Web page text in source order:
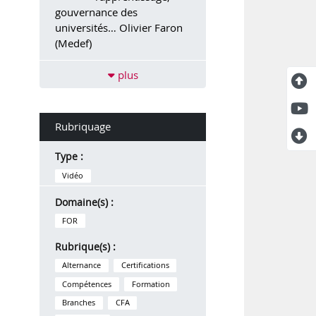
gouvernance des
universités… Olivier Faron
(Medef)
plus
Rubriquage
Type :
Vidéo
Domaine(s) :
FOR
Rubrique(s) :
Alternance
Certifications
Compétences
Formation
Branches
CFA